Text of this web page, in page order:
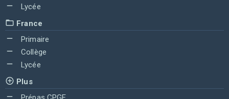
Lycée
France
Primaire
Collège
Lycée
Plus